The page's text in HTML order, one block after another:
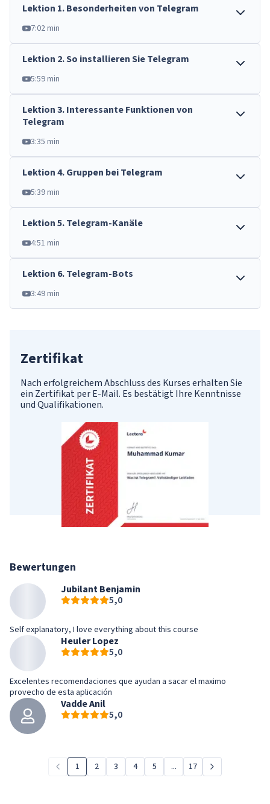
Lektion 1.Besonderheiten von Telegram
7:02 min
Lektion 2.So installieren Sie Telegram
5:59 min
Lektion3.Interessante Funktionen von
Telegram
3:35 min
Lektion4.Gruppen bei Telegram
5:39 min
Lektion5.Telegram-Kanäle
4:51 min
Lektion 6.Telegram-Bots
3:49 min
Zertifikat
Nach erfolgreichem Abschluss des Kurses erhalten Sie
ein Zertifikat per E-Mail. Es bestätigt Ihre Kenntnisse
und Qualifikationen.
Bewertungen
Jubilant Benjamin
5,0
Self explanatory, I love everything about this course
Heuler Lopez
5,0
Excelentes recomendaciones que ayudan a sacar el maximo
provecho de esta aplicación
Vadde Anil
5,0
1 2 3 4 5 ... 17